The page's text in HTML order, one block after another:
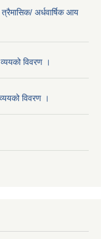
अर्धवार्षिक आय
विवरण ।
विवरण ।